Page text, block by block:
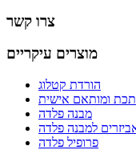
צרו קשר
מוצרים עיקריים
הורדת קטלוג
ומותאם אישית
מבנה פלדה
למבנה פלדה
פרופיל פלדה